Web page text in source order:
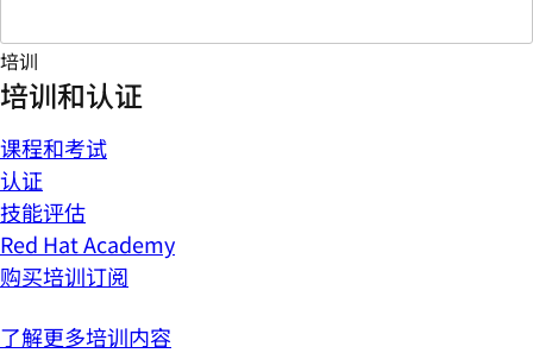
培训
培训和认证
课程和考试
认证
技能评估
Red Hat Academy
购买培训订阅
了解更多培训内容